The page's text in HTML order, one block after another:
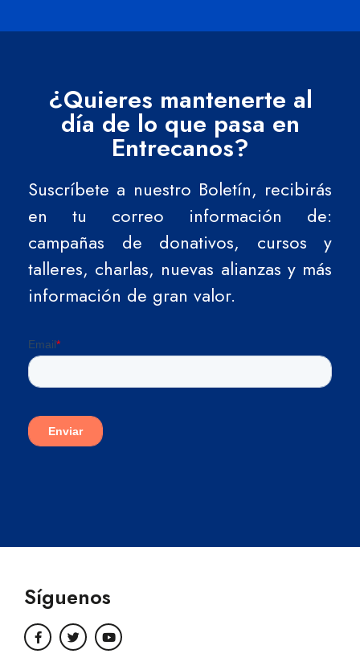
¿Quieres mantenerte al
día de lo que pasa en
Entrecanos?
Suscríbete a nuestro Boletín, recibirás
en tu correo información de:
campañas de donativos, cursos y
talleres, charlas, nuevas alianzas y más
información de gran valor.
Síguenos